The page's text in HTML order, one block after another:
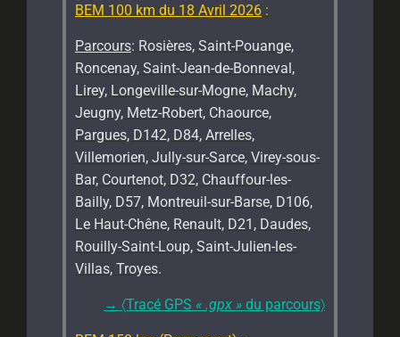
BEM 100 km du 18 Avril 2026 :
Parcours: Rosières, Saint-Pouange,
Roncenay, Saint-Jean-de-Bonneval,
Lirey, Longeville-sur-Mogne, Machy,
Jeugny, Metz-Robert, Chaource,
Pargues, D142, D84, Arrelles,
Villemorien, Jully-sur-Sarce, Virey-sous-
Bar, Courtenot, D32, Chauffour-les-
Bailly, D57, Montreuil-sur-Barse, D106,
Le Haut-Chêne, Renault, D21, Daudes,
Rouilly-Saint-Loup, Saint-Julien-les-
Villas, Troyes.
→ 〈Tracé GPS « .gpx » du parcours〉